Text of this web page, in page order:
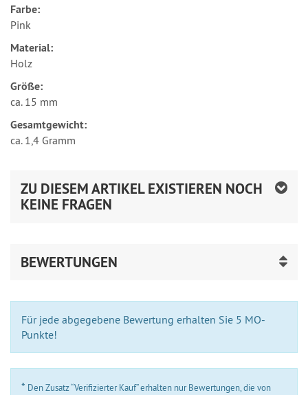
Farbe:
Pink
Material:
Holz
Größe:
ca. 15 mm
Gesamtgewicht:
ca. 1,4 Gramm
ZU DIESEM ARTIKEL EXISTIEREN NOCH
KEINE FRAGEN
BEWERTUNGEN
Für jede abgegebene Bewertung erhalten Sie 5 MO-
Punkte!
* Den Zusatz “Verifizierter Kauf” erhalten nur Bewertungen, die von